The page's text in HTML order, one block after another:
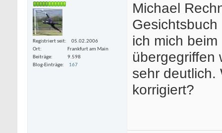
Registriert seit
05.02.2006
Ort
Frankfurt am Main
Beiträge
9.598
Blog-Einträge
167
Michael
ich mich
übergegriffen
sehr deutlich.
korrigiert?